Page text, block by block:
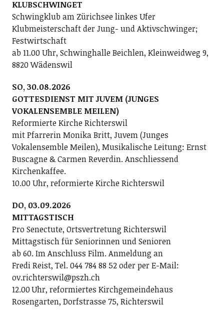
KLUBSCHWINGET
Schwingklub am Zürichsee linkes Ufer
Klubmeisterschaft der Jung- und Aktivschwinger;
Festwirtschaft
ab 11.00 Uhr, Schwinghalle Beichlen, Kleinweidweg 9,
8820 Wädenswil
SO, 30.08.2026
GOTTESDIENST MIT JUVEM (JUNGES
VOKALENSEMBLE MEILEN)
Reformierte Kirche Richterswil
mit Pfarrerin Monika Britt, Juvem (Junges
Vokalensemble Meilen), Musikalische Leitung: Ernst
Buscagne & Carmen Reverdin. Anschliessend
Kirchenkaffee.
10.00 Uhr, reformierte Kirche Richterswil
DO, 03.09.2026
MITTAGSTISCH
Pro Senectute, Ortsvertretung Richterswil
Mittagstisch für Seniorinnen und Senioren
ab 60. Im Anschluss Film. Anmeldung an
Fredi Reist, Tel. 044 784 88 52 oder per E-Mail:
ov.richterswil@pszh.ch
12.00 Uhr, reformiertes Kirchgemeindehaus
Rosengarten, Dorfstrasse 75, Richterswil